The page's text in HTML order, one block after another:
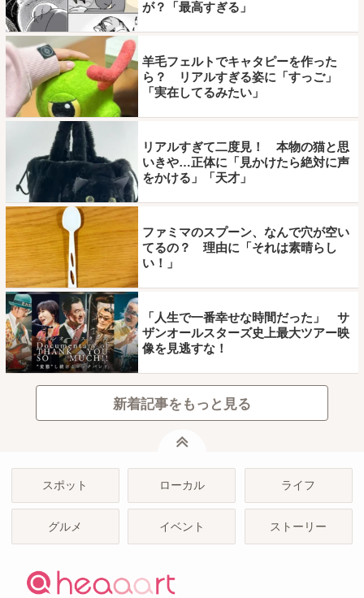
が？「最高すぎる」
羊毛フェルトでキャタピーを作った
ら？ リアルすぎる姿に「すっご」
「実在してるみたい」
リアルすぎて二度見！ 本物の猫と思
いきや…正体に「見かけたら絶対に声
をかける」「天才」
ファミマのスプーン、なんで穴が空い
てるの？ 理由に「それは素晴らし
い！」
「人生で一番幸せな時間だった」 サ
ザンオールスターズ史上最大ツアー映
像を見逃すな！
新着記事をもっと見る
スポット ローカル ライフ
グルメ イベント ストーリー